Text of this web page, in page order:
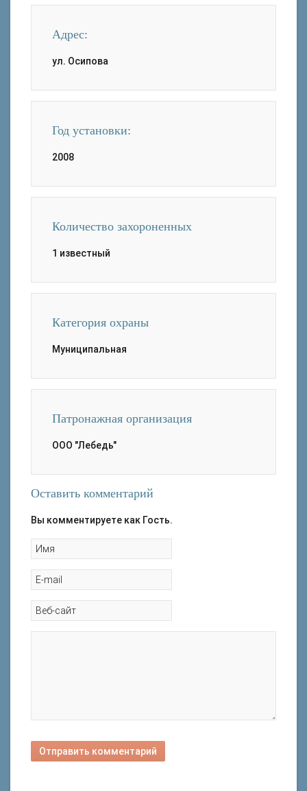
Адрес:
ул. Осипова
Год установки:
2008
Количество захороненных
1 известный
Категория охраны
Муниципальная
Патронажная организация
ООО "Лебедь"
Оставить комментарий
Вы комментируете как Гость.
Отправить комментарий